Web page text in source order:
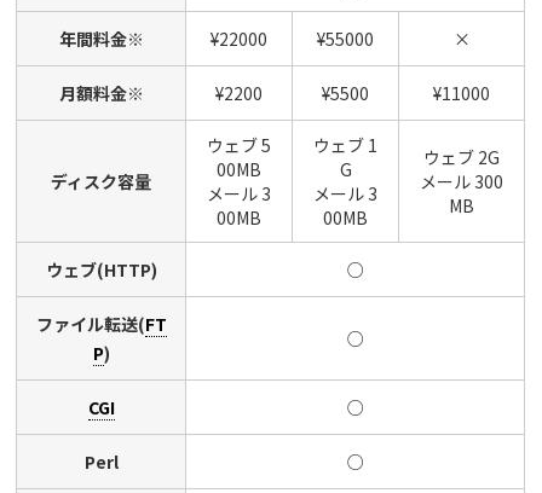
年間料金※ ¥22000 ¥55000 ×
月額料金※ ¥2200 ¥5500 ¥11000
ディスク容量
ウェブ 5
00MB
メール 3
00MB
ウェブ 1
G
メール 3
00MB
ウェブ 2G
メール 300
MB
ウェブ(HTTP) ○
ファイル転送(FT
P)
○
CGI ○
Perl ○